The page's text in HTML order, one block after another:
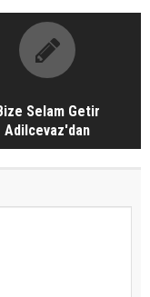
Selam Getir
Adilcevaz'dan